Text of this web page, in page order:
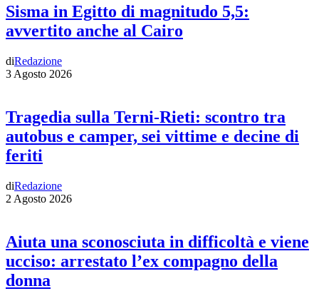
Sisma in Egitto di magnitudo 5,5:
avvertito anche al Cairo
diRedazione
3 Agosto 2026
Tragedia sulla Terni-Rieti: scontro tra
autobus e camper, sei vittime e decine di
feriti
diRedazione
2 Agosto 2026
Aiuta una sconosciuta in difficoltà e viene
ucciso: arrestato l’ex compagno della
donna